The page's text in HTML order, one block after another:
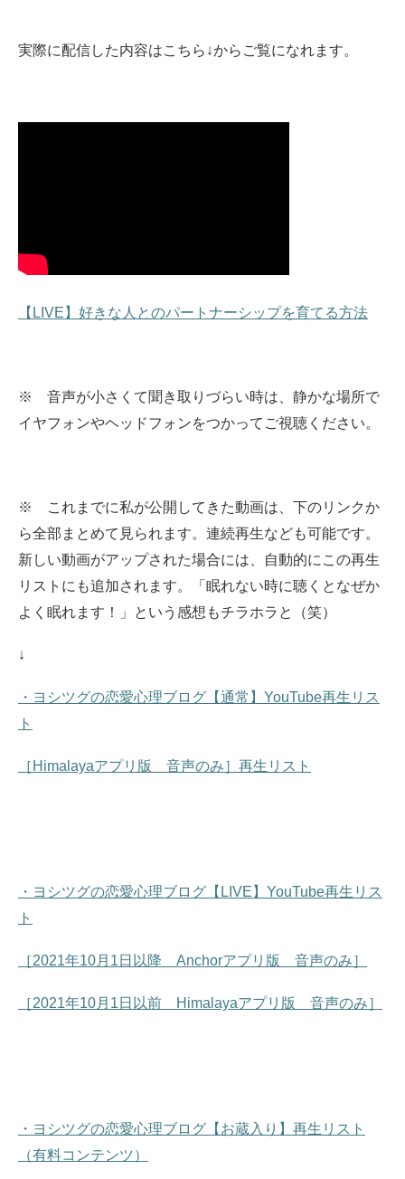
実際に配信した内容はこちら↓からご覧になれます。
【LIVE】好きな人とのパートナーシップを育てる方法
※ 音声が小さくて聞き取りづらい時は、静かな場所で
イヤフォンやヘッドフォンをつかってご視聴ください。
※ これまでに私が公開してきた動画は、下のリンクか
ら全部まとめて見られます。 連続再生なども可能です。
新しい動画がアップされた場合には、自動的にこの再生
リストにも追加されます。
「眠れない時に聴くとなぜか
よく眠れます！」という感想もチラホラと（笑）
↓
・ヨシツグの恋愛心理ブログ【通常】YouTube再生リス
ト
［Himalayaアプリ版 音声のみ］再生リスト
・ヨシツグの恋愛心理ブログ【LIVE】YouTube再生リス
ト
［2021年10月1日以降 Anchorアプリ版 音声のみ］
［2021年10月1日以前 Himalayaアプリ版 音声のみ］
・ヨシツグの恋愛心理ブログ【お蔵入り】再生リスト
（有料コンテンツ）